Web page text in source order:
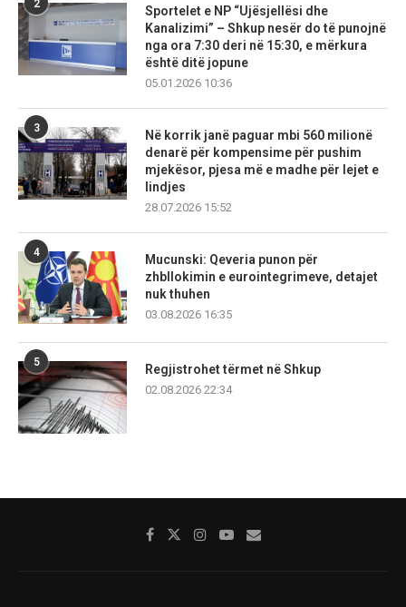
2
Sportelet e NP “Ujësjellësi dhe
Kanalizimi” – Shkup nesër do të punojnë
nga ora 7:30 deri në 15:30, e mërkura
është ditë jopune
05.01.2026 10:36
3
Në korrik janë paguar mbi 560 milionë
denarë për kompensime për pushim
mjekësor, pjesa më e madhe për lejet e
lindjes
28.07.2026 15:52
4
Mucunski: Qeveria punon për
zhbllokimin e eurointegrimeve, detajet
nuk thuhen
03.08.2026 16:35
5
Regjistrohet tërmet në Shkup
02.08.2026 22:34